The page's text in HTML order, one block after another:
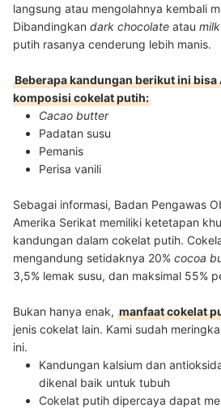
langsung atau mengolahnya kembali
Dibandingkan dark chocolate atau
putih rasanya cenderung lebih manis.
Beberapa kandungan berikut ini bisa
komposisi cokelat putih:
Cacao butter
Padatan susu
Pemanis
Perisa vanili
Sebagai informasi, Badan Pengawas
Amerika Serikat memiliki ketetapan
kandungan dalam cokelat putih.
mengandung setidaknya 20% cocoa
3,5% lemak susu, dan maksimal 55%
Bukan hanya enak, manfaat cokelat
jenis cokelat lain. Kami sudah
ini.
Kandungan kalsium dan
dikenal baik untuk tubuh
Cokelat putih dipercaya dapat